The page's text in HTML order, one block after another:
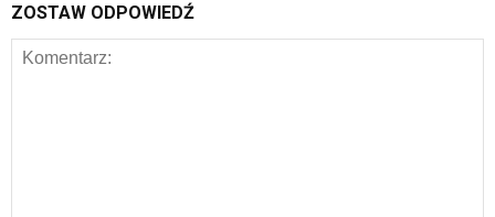
ZOSTAW ODPOWIEDŹ